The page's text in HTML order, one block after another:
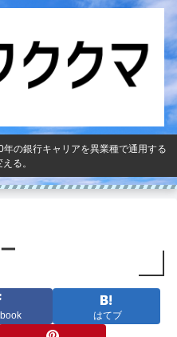
年の銀行キャリアを異業種で通用する
る。
はてブ